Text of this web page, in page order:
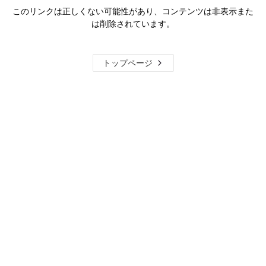
このリンクは正しくない可能性があり、コンテンツは非表示また
は削除されています。
トップページ